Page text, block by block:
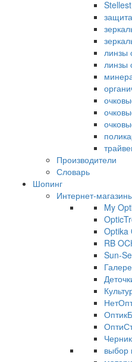
Stellest
линзы
линзы
Производители
Словарь
Шопинг
Интернет-
My
Optika
RB
Sun-
выбор